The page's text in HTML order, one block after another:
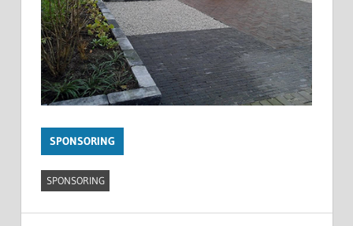
SPONSORING
SPONSORING